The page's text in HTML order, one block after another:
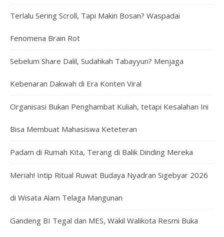
Terlalu Sering Scroll, Tapi Makin Bosan? Waspadai
Fenomena Brain Rot
Sebelum Share Dalil, Sudahkah Tabayyun? Menjaga
Kebenaran Dakwah di Era Konten Viral
Organisasi Bukan Penghambat Kuliah, tetapi Kesalahan Ini
Bisa Membuat Mahasiswa Keteteran
Padam di Rumah Kita, Terang di Balik Dinding Mereka
Meriah! Intip Ritual Ruwat Budaya Nyadran Sigebyar 2026
di Wisata Alam Telaga Mangunan
Gandeng BI Tegal dan MES, Wakil Walikota Resmi Buka